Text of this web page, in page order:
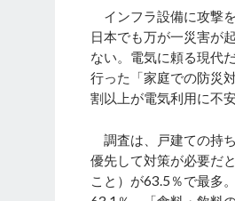
インフラ設備に攻撃
日本でも万が一災害が
ない。電気に頼る現代
行った「家庭での防災
割以上が電気利用に不
調査は、戸建ての持
優先して対策が必要だ
こと）が63.5％で最多